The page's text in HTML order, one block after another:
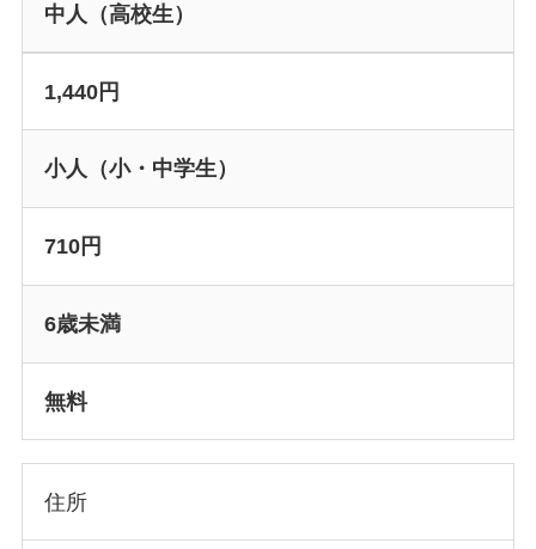
中人（高校生）
1,440円
小人（小・中学生）
710円
6歳未満
無料
住所